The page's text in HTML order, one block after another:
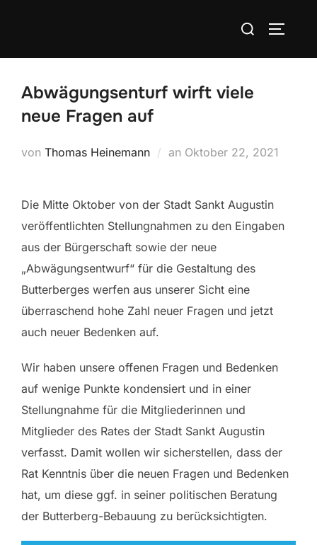
Suchen
Abwägungsenturf wirft viele
neue Fragen auf
von Thomas Heinemann an Veröffentlicht
Oktober 22, 2021
Die Mitte Oktober von der Stadt Sankt Augustin
veröffentlichten Stellungnahmen zu den Eingaben
aus der Bürgerschaft sowie der neue
„Abwägungsentwurf“ für die Gestaltung des
Butterberges werfen aus unserer Sicht eine
überraschend hohe Zahl neuer Fragen und jetzt
auch neuer Bedenken auf.
Wir haben unsere offenen Fragen und Bedenken
auf wenige Punkte kondensiert und in einer
Stellungnahme für die Mitgliederinnen und
Mitglieder des Rates der Stadt Sankt Augustin
verfasst. Damit wollen wir sicherstellen, dass der
Rat Kenntnis über die neuen Fragen und Bedenken
hat, um diese ggf. in seiner politischen Beratung
der Butterberg-Bebauung zu berücksichtigten.